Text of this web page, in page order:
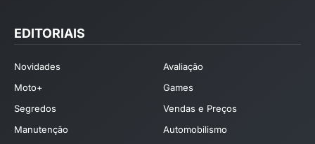
EDITORIAIS
Novidades
Avaliação
Moto+
Games
Segredos
Vendas e Preços
Manutenção
Automobilismo